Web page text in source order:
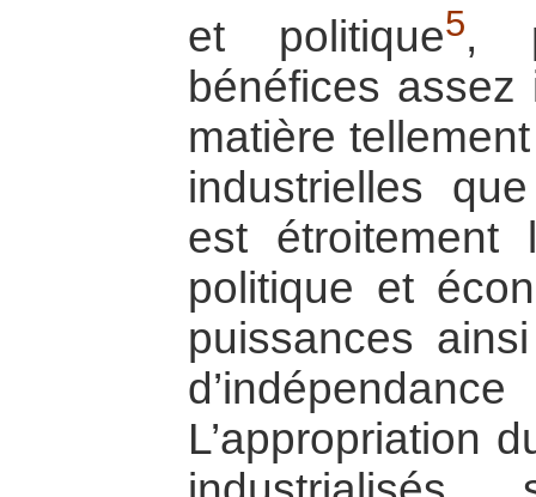
et politique5,
bénéfices
matière
industrielles
est
politique et
puissances
L’appropriation